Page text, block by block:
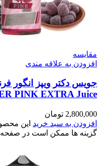
مقایسه
افزودن به علاقه مندی
PINK EXTRA Juice
2,800,000 تومان
افزودن به سبد خرید این
گزینه ها ممکن است در